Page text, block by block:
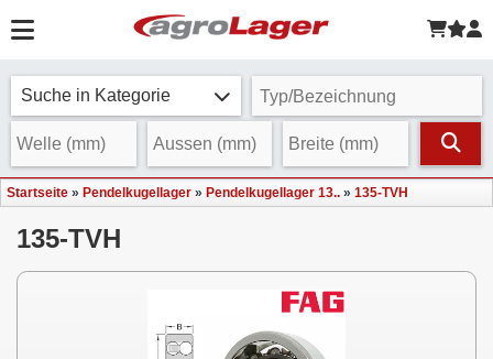
Suche in Kategorie
Startseite » Pendelkugellager » Pendelkugellager 13.. » 135-TVH
135-TVH